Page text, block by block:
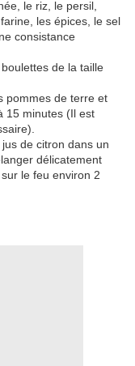
le riz, le persil,
les épices, le sel
consistance
de la taille
pommes de terre et
15 minutes (Il est
de citron dans un
délicatement
le feu environ 2